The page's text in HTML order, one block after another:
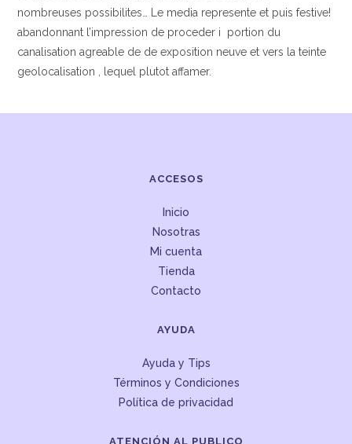
nombreuses possibilites… Le media represente et puis festive!
abandonnant l’impression de proceder i portion du
canalisation agreable de de exposition neuve et vers la teinte
geolocalisation , lequel plutot affamer.
ACCESOS
Inicio
Nosotras
Mi cuenta
Tienda
Contacto
AYUDA
Ayuda y Tips
Términos y Condiciones
Política de privacidad
ATENCIÓN AL PUBLICO